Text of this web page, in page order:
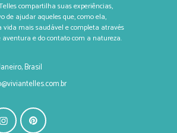
compartilha suas experiências,
de ajudar aqueles que, como ela,
vida mais saudável e completa através
aventura e do contato com a natureza.
Brasil